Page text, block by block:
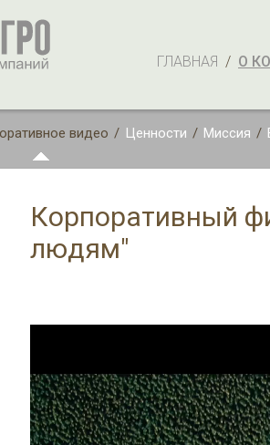
ГЛАВНАЯ / О
видео / Ценности / Миссия /
Корпоративный
людям"